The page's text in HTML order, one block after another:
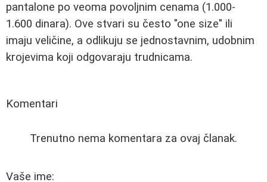
pantalone po veoma povoljnim cenama (1.000-
1.600 dinara). Ove stvari su često "one size" ili
imaju veličine, a odlikuju se jednostavnim, udobnim
krojevima koji odgovaraju trudnicama.
Komentari
Trenutno nema komentara za ovaj članak.
Vaše ime: